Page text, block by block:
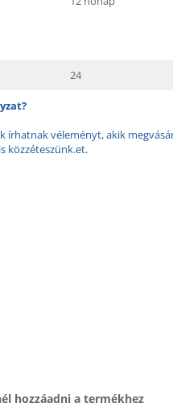
24
írhatnak véleményt, akik
közzéteszünk.et.
hozzáadni a termékhez